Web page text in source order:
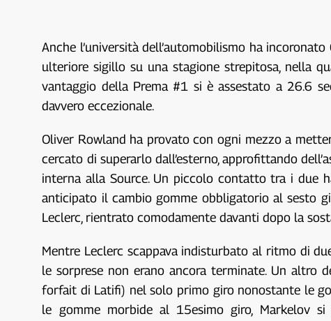
Anche l’università dell’automobilismo ha
ulteriore sigillo su una stagione strepitosa, nella
vantaggio della Prema #1 si è assestato a 26.6
davvero eccezionale.
Oliver Rowland ha provato con ogni mezzo a
cercato di superarlo dall’esterno, approfittando
interna alla Source. Un piccolo contatto tra i due
anticipato il cambio gomme obbligatorio al sesto
Leclerc, rientrato comodamente davanti dopo la
Mentre Leclerc scappava indisturbato al ritmo di
le sorprese non erano ancora terminate. Un altro
forfait di Latifi) nel solo primo giro nonostante le
le gomme morbide al 15esimo giro, Markelov